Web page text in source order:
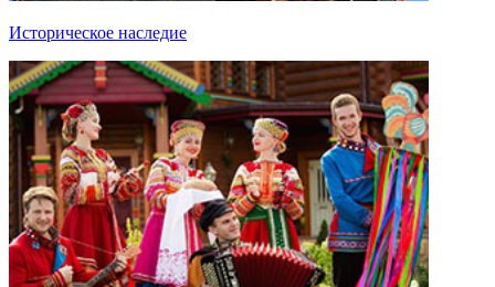
Историческое наследие